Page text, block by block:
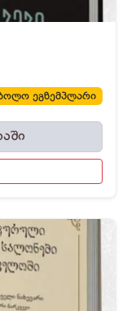
ეგზემპლარი